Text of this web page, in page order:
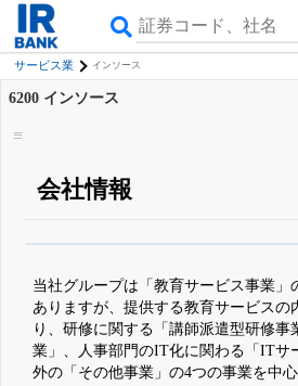
サービス業 インソース
6200 インソース
会社情報
詳しく見られる無料でβ版をはじ
登録すると永久30%OFFと米株版
当社グループは「教育サービス事業」
ありますが、提供する教育サービスの
り、研修に関する「講師派遣型研修事
業」、人事部門のIT化に関わる「ITサ
外の「その他事業」の4つの事業を中